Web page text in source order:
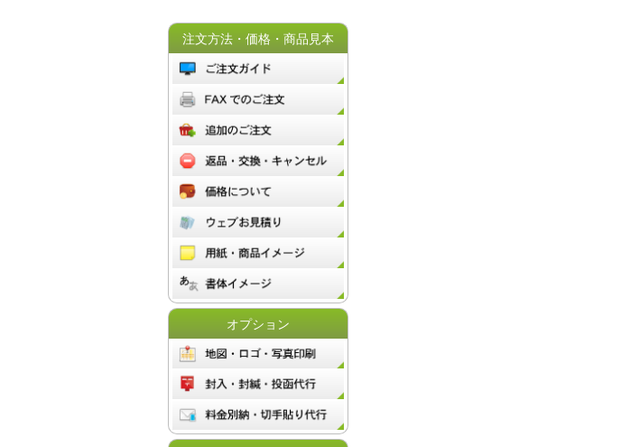
注文方法・価格・商品見本
オプション